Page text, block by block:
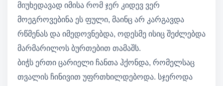
მიუხედავად იმისა რომ ჯერ კიდევ ვერ
მოეგროვებინა ეს ფული, მაინც არ კარგავდა
რწმენას და იმედოვნებდა, ოდესმე ისიც შეძლებდა
მარმარილოს ბურთებით თამაშს.
ბიჭს ერთი ცარიელი ჩანთა ჰქონდა, რომელსაც
თვალის ჩინივით უფრთხილდებოდა. სჯეროდა